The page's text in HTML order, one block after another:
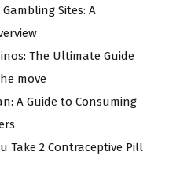
Sites: A
The Ultimate Guide
move
A Guide to Consuming
Take 2 Contraceptive Pill